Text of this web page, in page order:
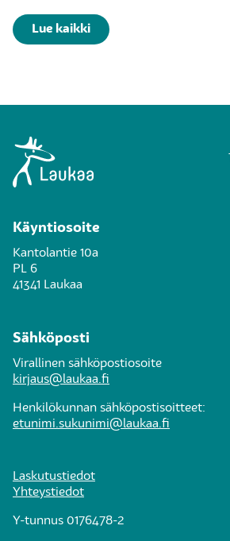
Lue kaikki
Käyntiosoite
Kantolantie 10a
PL 6
41341 Laukaa
Sähköposti
Virallinen sähköpostiosoite
kirjaus@laukaa.fi
Henkilökunnan sähköpostisoitteet:
etunimi.sukunimi@laukaa.fi
Laskutustiedot
Yhteystiedot
Y-tunnus 0176478-2